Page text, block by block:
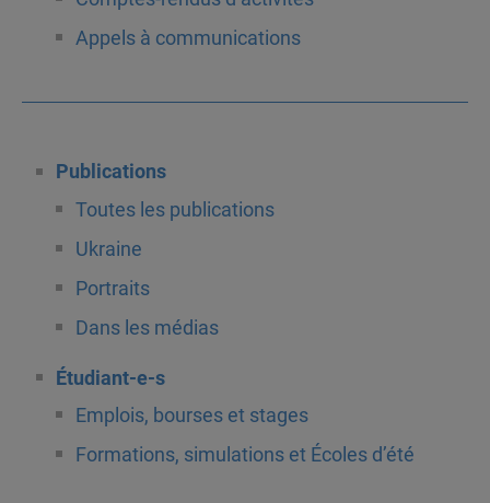
Appels à communications
Publications
Toutes les publications
Ukraine
Portraits
Dans les médias
Étudiant-e-s
Emplois, bourses et stages
Formations, simulations et Écoles d’été